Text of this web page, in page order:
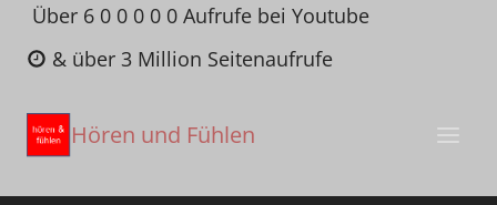
Zum
Inhalt
springen
Über 6 0 0 0 0 0 Aufrufe bei Youtube
& über 3 Million Seitenaufrufe
Hören und Fühlen